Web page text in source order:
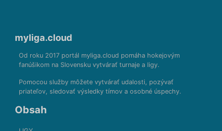
myliga.cloud
Od roku 2017 portál myliga.cloud pomáha hokejovým
fanúšikom na Slovensku vytvárať turnaje a ligy.
Pomocou služby môžete vytvárať udalosti, pozývať
priateľov, sledovať výsledky tímov a osobné úspechy.
Obsah